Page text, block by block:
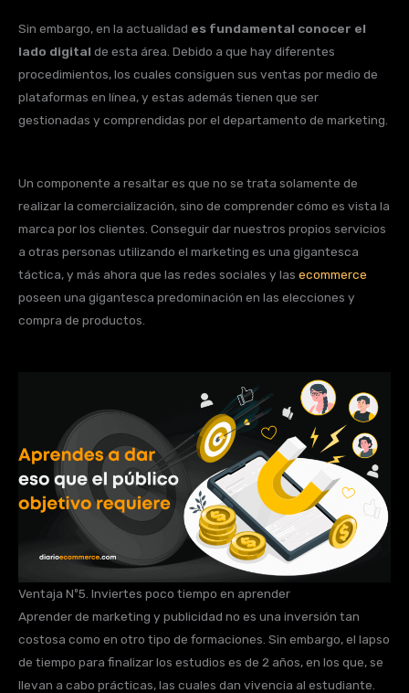
Sin embargo, en la actualidad es fundamental conocer el
lado digital de esta área. Debido a que hay diferentes
procedimientos, los cuales consiguen sus ventas por medio de
plataformas en línea, y estas además tienen que ser
gestionadas y comprendidas por el departamento de marketing.
Un componente a resaltar es que no se trata solamente de
realizar la comercialización, sino de comprender cómo es vista la
marca por los clientes. Conseguir dar nuestros propios servicios
a otras personas utilizando el marketing es una gigantesca
táctica, y más ahora que las redes sociales y las ecommerce
poseen una gigantesca predominación en las elecciones y
compra de productos.
Ventaja Nº5. Inviertes poco tiempo en aprender
Aprender de marketing y publicidad no es una inversión tan
costosa como en otro tipo de formaciones. Sin embargo, el lapso
de tiempo para finalizar los estudios es de 2 años, en los que, se
llevan a cabo prácticas, las cuales dan vivencia al estudiante.